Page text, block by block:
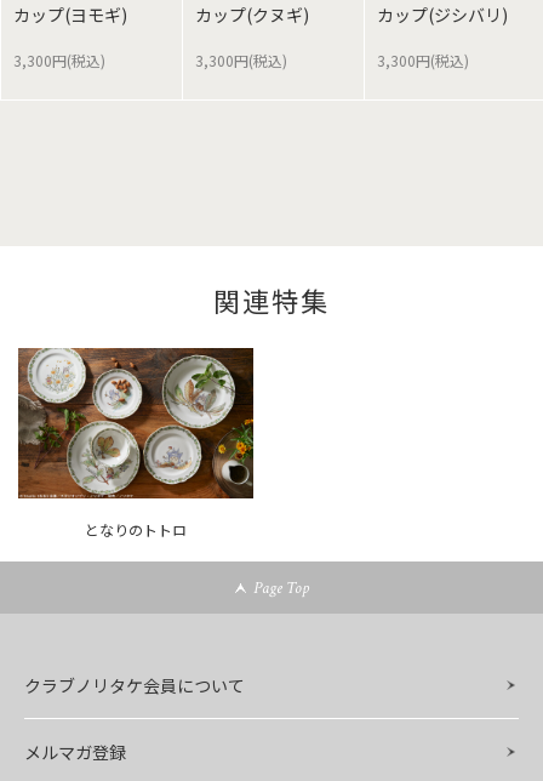
カップ(ヨモギ)
3,300円(税込)
カップ(クヌギ)
3,300円(税込)
カップ(ジシバリ)
3,300円(税込)
関連特集
となりのトトロ
Page Top
クラブノリタケ会員について
メルマガ登録